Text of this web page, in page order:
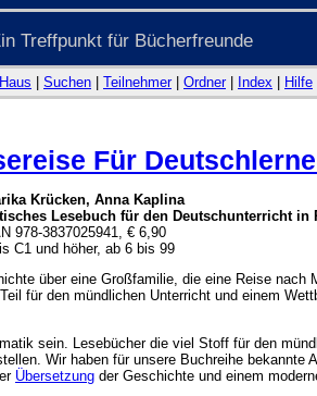
Treffpunkt für Bücherfreunde
Suchen Teilnehmer| Ordner| Index Hilfe
Für
Krücken, Anna Kaplina
Lesebuch für den Deutschunterricht in
978-3837025941, € 6,90
C1 und höher, ab 6 bis 99
über eine Großfamilie, die eine Reise
für den mündlichen Unterricht und einem
sein. Lesebücher die viel Stoff für den
Wir haben für unsere Buchreihe
Übersetzung der Geschichte und einem